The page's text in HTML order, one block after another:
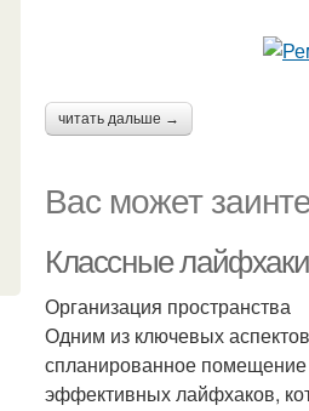
читать дальше →
Вас может
Классные
Организация пространства
Одним из ключевых
спланированное помещение
эффективных лайфхаков,